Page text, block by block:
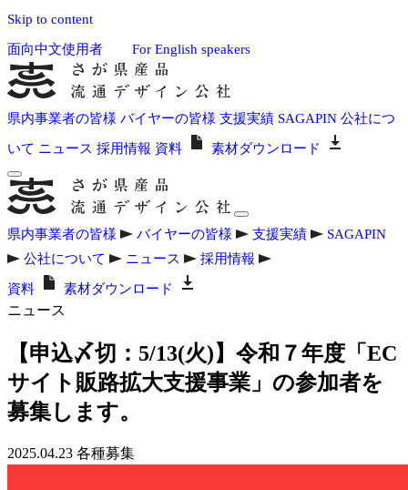
Skip to content
面向中文使用者 For English speakers
県内事業者の皆様 バイヤーの皆様 支援実績 SAGAPIN 公社につ
いて ニュース 採用情報 資料 素材ダウンロード
県内事業者の皆様 バイヤーの皆様 支援実績
SAGAPIN
公社について
ニュース 採用情報
資料 素材ダウンロード
ニュース
【申込〆切：5/13(火)】令和７年度「EC
サイト販路拡大支援事業」の参加者を
募集します。
2025.04.23 各種募集